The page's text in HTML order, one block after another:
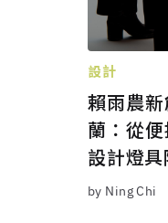
設計
賴雨農
蘭：從
設計燈
by Ning Chi